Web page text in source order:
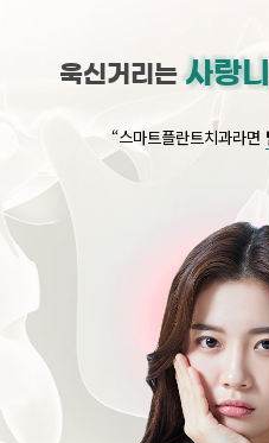
욱신거리는사랑니
“스마트플란트치과라면